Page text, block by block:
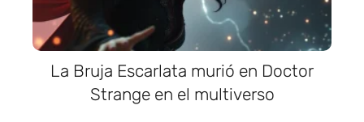
La Bruja Escarlata murió en Doctor
Strange en el multiverso